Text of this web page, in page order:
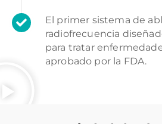
El primer sistema de
radiofrecuencia
para tratar
aprobado por la FDA.